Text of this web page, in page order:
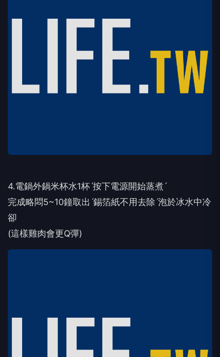
4.電鍋外鍋米杯水1杯ˊ按下電源開始蒸煮ˊ
完成略悶5~10鐘取出ˊ錫箔紙不用去除ˊ泡於冰水中冷
卻
(這樣雞肉會更Q彈)